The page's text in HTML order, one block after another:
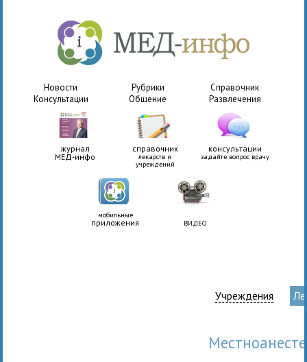
Новости Рубрики
Справочник
Консультации
Общение Развлечения
журнал
МЕД-инфо
справочник
лекарств и
учреждений
консультации
задайте вопрос врачу
мобильные
приложения ВИДЕО
Учреждения